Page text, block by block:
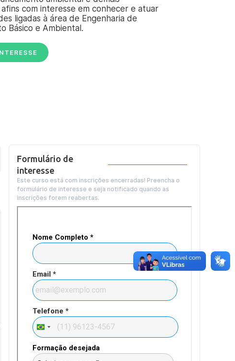
com interesse em conhecer e atuar
ligadas à área de Engenharia de
Básico e Ambiental.
Formulário de
interesse
Este curso está com inscrições encerradas! Preencha o
formulário de interesse e seja notificado quando as
inscrições forem reabertas.